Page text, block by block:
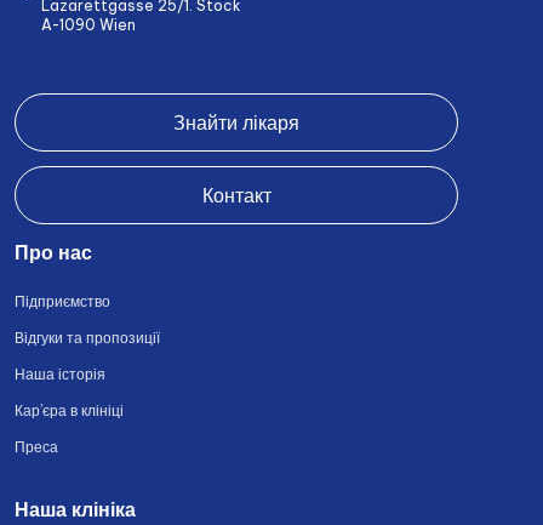
Lazarettgasse 25/1. Stock
A-1090 Wien
Знайти лікаря
Контакт
Про нас
Підприємство
Відгуки та пропозиції
Наша історія
Кар’єра в клініці
Преса
Наша клініка